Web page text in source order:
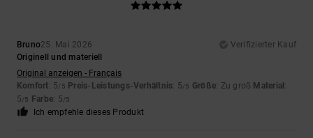
Bruno25. Mai 2026
Verifizierter Kauf
Originell und materiell
Original anzeigen - Français
Komfort: 5/5 Preis-Leistungs-Verhältnis: 5/5 Größe: Zu groß Material :
5/5 Farbe: 5/5
Ich empfehle dieses Produkt